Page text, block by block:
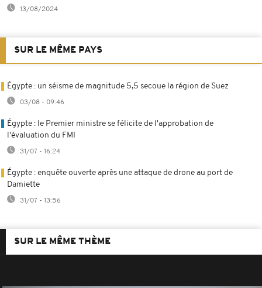
13/08/2024
SUR LE MÊME PAYS
Égypte : un séisme de magnitude 5,5 secoue la région de Suez
03/08 - 09:46
Égypte : le Premier ministre se félicite de l'approbation de
l'évaluation du FMI
31/07 - 16:24
Égypte : enquête ouverte après une attaque de drone au port de
Damiette
31/07 - 13:56
SUR LE MÊME THÈME